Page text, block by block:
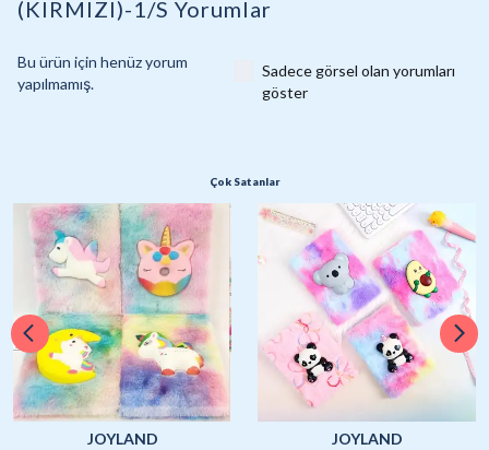
(KIRMIZI)-1/S Yorumlar
Bu ürün için henüz yorum
yapılmamış.
Sadece görsel olan yorumları
göster
Çok Satanlar
JOYLAND JOYLAND